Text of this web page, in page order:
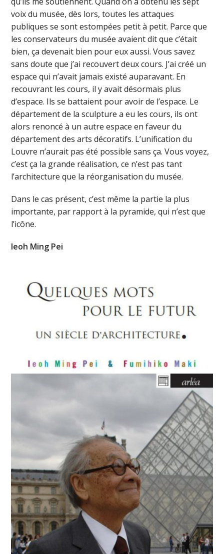
voix du musée, dès lors, toutes les attaques
publiques se sont estompées petit à petit. Parce que
les conservateurs du musée avaient dit que c’était
bien, ça devenait bien pour eux aussi. Vous savez
sans doute que j’ai recouvert deux cours. J’ai créé un
espace qui n’avait jamais existé auparavant. En
recouvrant les cours, il y avait désormais plus
d’espace. Ils se battaient pour avoir de l’espace. Le
département de la sculpture a eu les cours, ils ont
alors renoncé à un autre espace en faveur du
département des arts décoratifs. L’unification du
Louvre n’aurait pas été possible sans ça. Vous voyez,
c’est ça la grande réalisation, ce n’est pas tant
l’architecture que la réorganisation du musée.
Dans le cas présent, c’est même la partie la plus
importante, par rapport à la pyramide, qui n’est que
l’icône.
Ieoh Ming Pei